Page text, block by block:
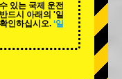
있는 국제 운전
드시 아래의 '일
인하십시오. ‘일